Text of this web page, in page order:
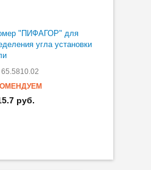
"ПИФАГОР" для
угла установки
65.5810.02
руб.